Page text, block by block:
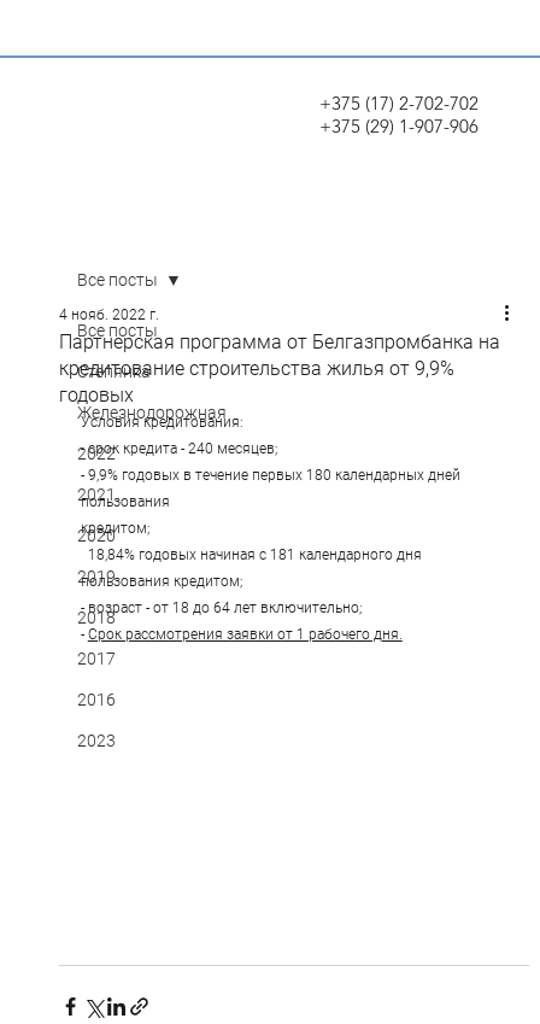
+375 (17) 2-702-702
+375 (29) 1-907-906
Все посты
Степянка
Железнодорожная
2022
2021
2020
2019
2018
2017
2016
2023
Все посты
Партнерская программа от Белгазпромбанка на
кредитование строительства жилья от 9,9%
годовых
4 нояб. 2022 г.
Условия кредитования:
- срок кредита - 240 месяцев;
- 9,9% годовых в течение первых 180 календарных дней
пользования
кредитом;
пользования кредитом;
- возраст - от 18 до 64 лет включительно;
- Срок рассмотрения заявки от 1 рабочего дня.